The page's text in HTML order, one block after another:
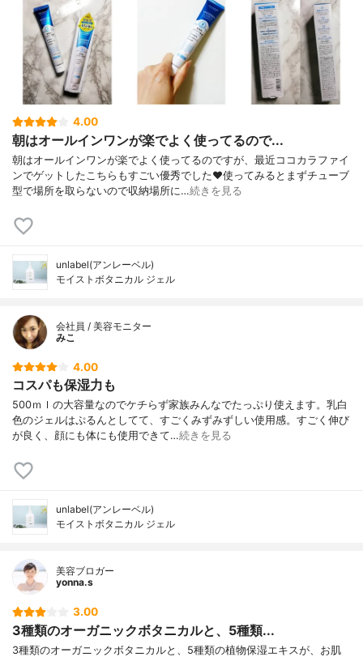
4.00
朝はオールインワンが楽でよく使ってるので...
朝はオールインワンが楽でよく使ってるのですが、最近ココカラファイ
ンでゲットしたこちらもすごい優秀でした♥使ってみるとまずチューブ
型で場所を取らないので収納場所に…続きを見る
unlabel(アンレーベル)
モイストボタニカル ジェル
会社員 / 美容モニター
みこ
4.00
コスパも保湿力も
500ｍｌの大容量なのでケチらず家族みんなでたっぷり使えます。乳白
色のジェルはぷるんとしてて、すごくみずみずしい使用感。すごく伸び
が良く、顔にも体にも使用できて…続きを見る
unlabel(アンレーベル)
モイストボタニカル ジェル
美容ブロガー
yonna.s
3.00
3種類のオーガニックボタニカルと、5種類...
3種類のオーガニックボタニカルと、5種類の植物保湿エキスが、お肌